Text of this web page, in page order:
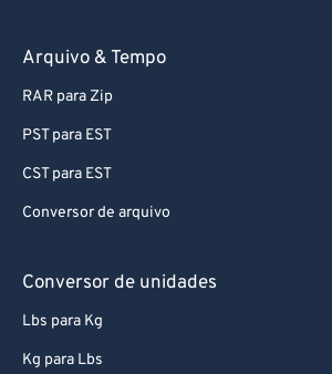
Arquivo & Tempo
RAR para Zip
PST para EST
CST para EST
Conversor de arquivo
Conversor de unidades
Lbs para Kg
Kg para Lbs